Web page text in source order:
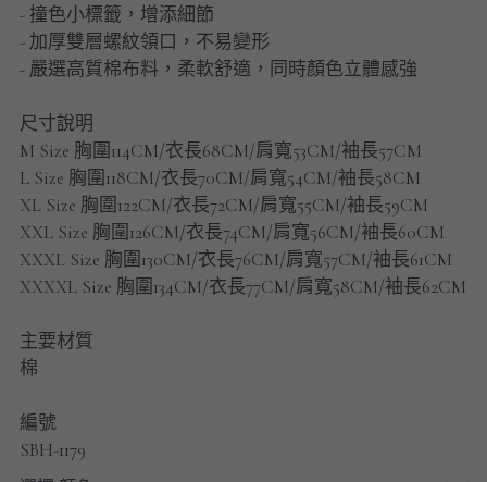
- 撞色小標籤，增添細節
- 加厚雙層螺紋領口，不易變形
- 嚴選高質棉布料，柔軟舒適，同時顏色立體感強
尺寸說明
M Size 胸圍114CM/衣長68CM/肩寬53CM/袖長57CM
L Size 胸圍118CM/衣長70CM/肩寬54CM/袖長58CM
XL Size 胸圍122CM/衣長72CM/肩寬55CM/袖長59CM
XXL Size 胸圍126CM/衣長74CM/肩寬56CM/袖長60CM
XXXL Size 胸圍130CM/衣長76CM/肩寬57CM/袖長61CM
XXXXL Size 胸圍134CM/衣長77CM/肩寬58CM/袖長62CM
主要材質
棉
編號
SBH-1179
HOT ITEMS
NEW ARRIVALS
男裝長褲
男士短褲
男裝九分褲
男裝外套
男裝短袖 T-SHIRT